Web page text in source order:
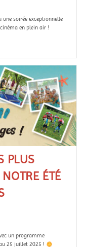
soirée exceptionnelle
en plein air !
PLUS
ÉTÉ
un programme
25 juillet 2025 !